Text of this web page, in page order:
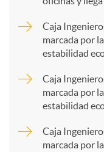
a
Caja
marcada por
estabilidad
Caja
marcada por
estabilidad
Caja
marcada por